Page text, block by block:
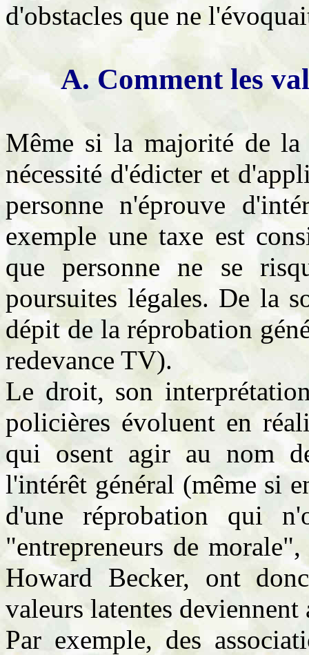
d'obstacles que ne
A. Comment les
Même si la majorité de
nécessité d'édicter et
personne n'éprouve
exemple une taxe est
que personne ne se
poursuites légales. De la
dépit de la réprobation
redevance TV).
Le droit, son
policières évoluent en
qui osent agir au nom
l'intérêt général (même si
d'une réprobation qui
"entrepreneurs de
Howard Becker, ont
valeurs latentes deviennent
Par exemple, des